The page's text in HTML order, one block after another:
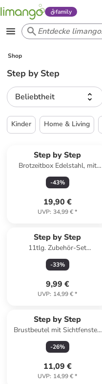
family
Shop
Step by Step
Beliebtheit
Kinder Home & Living
Step by Step
Brotzeitbox Edelstahl, mit
Trennwand in Blue & Yellow
-43%
19,90 €
UVP: 34,99 €*
Step by Step
11tlg. Zubehör-Set
reflektierendes Sticker-Set in
Blue
-33%
9,99 €
UVP: 14,99 €*
Step by Step
Brustbeutel mit Sichtfenster,
Kleingeldfach in Horse Lima
-26%
11,09 €
UVP: 14,99 €*